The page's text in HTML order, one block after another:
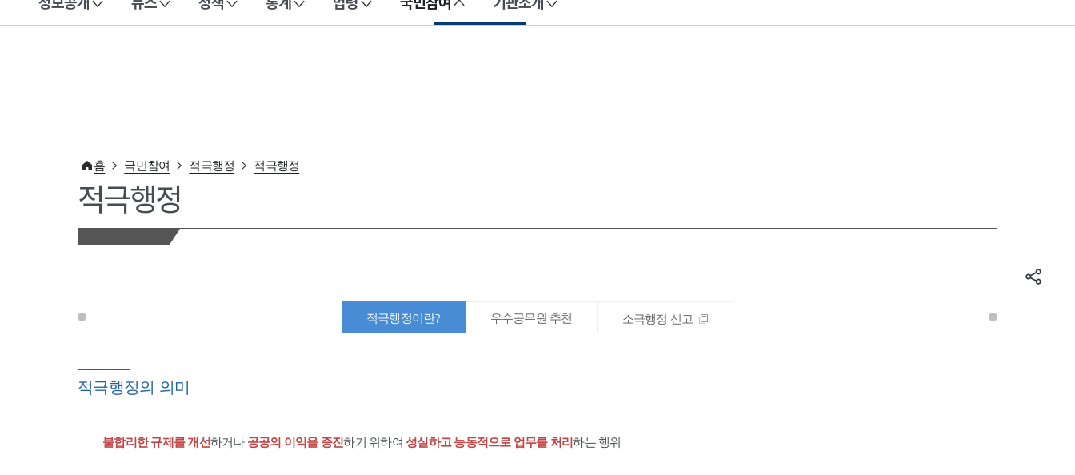
이 누리집은 대한민국 공식 전자정부 누리집입니다.
홈 국민참여 적극행정 적극행정
적극행정
적극행정이란? 우수공무원 추천 소극행정 신고
적극행정의 의미
불합리한 규제를 개선하거나 공공의 이익을 증진하기 위하여 성실하고 능동적으로 업무를 처리하는 행위